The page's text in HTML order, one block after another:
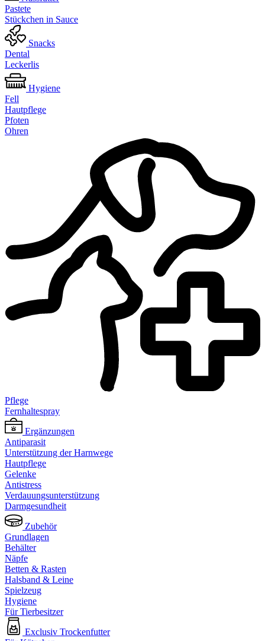
Pastete
Stückchen in Sauce
Snacks
Dental
Leckerlis
Hygiene
Fell
Hautpflege
Pfoten
Ohren
Pflege
Fernhaltespray
Ergänzungen
Antiparasit
Unterstützung der Harnwege
Hautpflege
Gelenke
Antistress
Verdauungsunterstützung
Darmgesundheit
Zubehör
Grundlagen
Behälter
Näpfe
Betten & Rasten
Halsband & Leine
Spielzeug
Hygiene
Für Tierbesitzer
Exclusiv Trockenfutter